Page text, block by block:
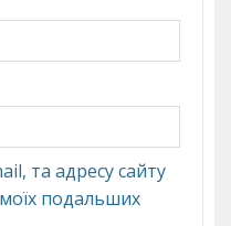
та адресу сайту
подальших